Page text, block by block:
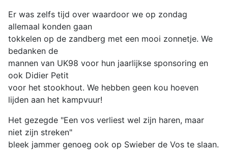
Er was zelfs tijd over waardoor we op zondag
allemaal konden gaan
tokkelen op de zandberg met een mooi zonnetje. We
bedanken de
mannen van UK98 voor hun jaarlijkse sponsoring en
ook Didier Petit
voor het stookhout. We hebben geen kou hoeven
lijden aan het kampvuur!
Het gezegde "Een vos verliest wel zijn haren, maar
niet zijn streken"
bleek jammer genoeg ook op Swieber de Vos te slaan.